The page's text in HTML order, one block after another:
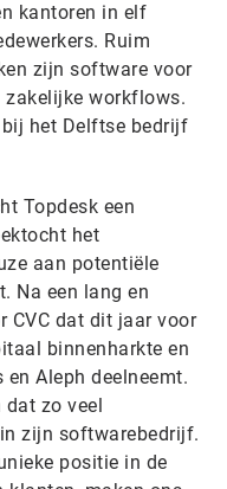
kantoren in elf
Ruim
zijn software voor
zakelijke workflows.
het Delftse bedrijf
Topdesk een
het
aan potentiële
Na een lang en
CVC dat dit jaar voor
binnenharkte en
Aleph deelneemt.
zo veel
zijn softwarebedrijf.
positie in de